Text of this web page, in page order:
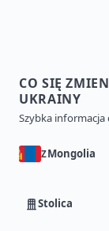
CO SIĘ
UKRAINY
Szybka
ZMongolia
Stolica